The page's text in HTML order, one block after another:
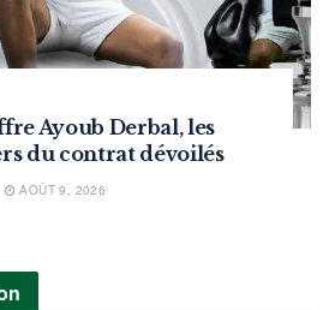
Ayoub Derbal, les
du contrat dévoilés
AOÛT 9, 2026